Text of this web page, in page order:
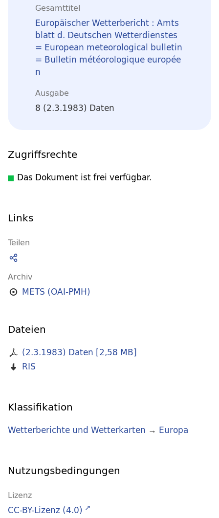
Gesamttitel
Europäischer Wetterbericht : Amts
blatt d. Deutschen Wetterdienstes
= European meteorological bulletin
= Bulletin météorologique europée
n
Ausgabe
8 (2.3.1983) Daten
Zugriffsrechte
Das Dokument ist frei verfügbar.
Links
Teilen
Archiv
METS (OAI-PMH)
Dateien
(2.3.1983) Daten [2,58 MB]
RIS
Klassifikation
Wetterberichte und Wetterkarten → Europa
Nutzungsbedingungen
Lizenz
CC-BY-Lizenz (4.0)